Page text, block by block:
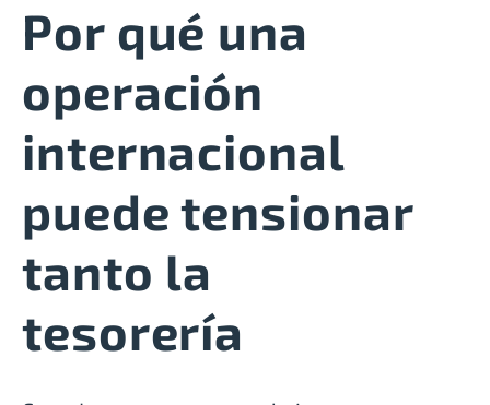
Por qué una
operación
internacional
puede tensionar
tanto la
tesorería